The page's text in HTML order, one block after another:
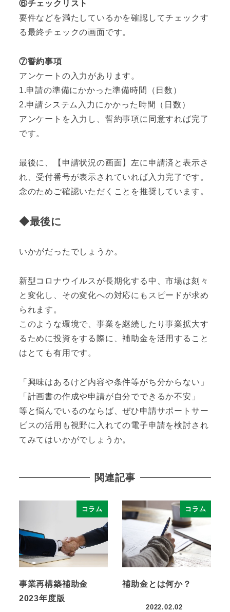
⑥チェックリスト
要件などを満たしているかを確認してチェックす
る最終チェックの画面です。
⑦誓約事項
アンケートの入力があります。
1.申請の準備にかかった準備時間（日数）
2.申請システム入力にかかった時間（日数）
アンケートを入力し、誓約事項に同意すれば完了
です。
最後に、【申請状況の画面】左に申請済と表示さ
れ、受付番号が表示されていれば入力完了です。
念のためご確認いただくことを推奨しています。
◆最後に
いかがだったでしょうか。
新型コロナウイルスが長期化する中、市場は刻々
と変化し、その変化への対応にもスピードが求め
られます。
このような環境で、事業を継続したり事業拡大す
るために投資をする際に、補助金を活用すること
はとても有用です。
「興味はあるけど内容や条件等がち分からない」
「計画書の作成や申請が自分でできるか不安」
等と悩んでいるのならば、ぜひ申請サポートサー
ビスの活用も視野に入れての電子申請を検討され
てみてはいかがでしょうか。
関連記事
コラム
事業再構築補助金
2023年度版
コラム
補助金とは何か？
2022.02.02